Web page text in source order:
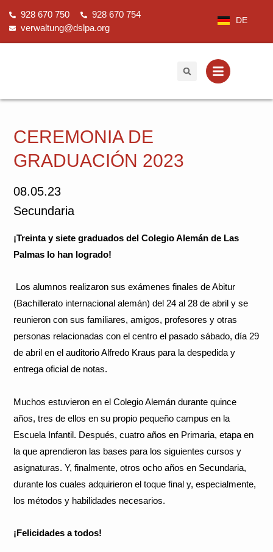
contenido
928 670 750
928 670 754
verwaltung@dslpa.org
DE
CEREMONIA DE
GRADUACIÓN 2023
08.05.23
Secundaria
¡Treinta y siete graduados del Colegio Alemán de Las
Palmas lo han logrado!
Los alumnos realizaron sus exámenes finales de Abitur
(Bachillerato internacional alemán) del 24 al 28 de abril y se
reunieron con sus familiares, amigos, profesores y otras
personas relacionadas con el centro el pasado sábado, día 29
de abril en el auditorio Alfredo Kraus para la despedida y
entrega oficial de notas.
Muchos estuvieron en el Colegio Alemán durante quince
años, tres de ellos en su propio pequeño campus en la
Escuela Infantil. Después, cuatro años en Primaria, etapa en
la que aprendieron las bases para los siguientes cursos y
asignaturas. Y, finalmente, otros ocho años en Secundaria,
durante los cuales adquirieron el toque final y, especialmente,
los métodos y habilidades necesarios.
¡Felicidades a todos!